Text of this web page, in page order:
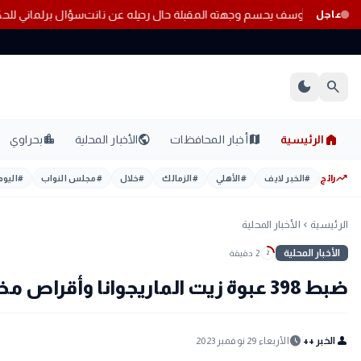
عاجل
اهتمام الأهلي.. علي يوسف يحسم وجهته المقبلة حال رحيله عن نانت
search
dark_mode
home الرئيسية mapأخبار المحافظات publicالأخبار المحلية location_cityبحراوي
trending_upرائج #الخبر لايف #الأهلي #الزمالك #خلال #مجلس النواب #
الرئيسية chevron_left الأخبار المحلية
الأخبار المحلية 2 2 دقيقة
ضبط 398 عبوة زيت الماريجوانا وأقراص مخدرة بمطار القاهرة
person الخبر ++ schedule الأربعاء 29 نوفمبر 2023